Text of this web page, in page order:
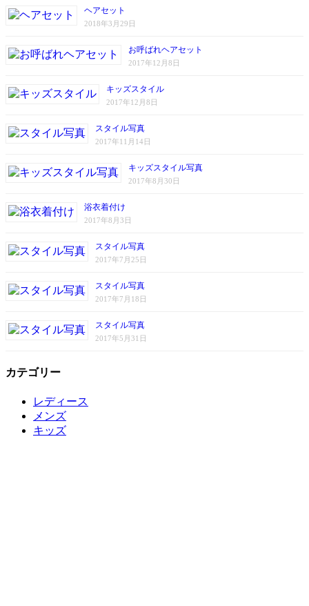
ヘアセット
2018年3月29日
お呼ばれヘアセット
2017年12月8日
キッズスタイル
2017年12月8日
スタイル写真
2017年11月14日
キッズスタイル写真
2017年8月30日
浴衣着付け
2017年8月3日
スタイル写真
2017年7月25日
スタイル写真
2017年7月18日
スタイル写真
2017年5月31日
カテゴリー
レディース
メンズ
キッズ